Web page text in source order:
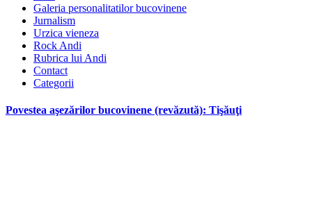
Galeria personalitatilor bucovinene
Jurnalism
Urzica vieneza
Rock Andi
Rubrica lui Andi
Contact
Categorii
Povestea aşezărilor bucovinene (revăzută): Tişăuţi